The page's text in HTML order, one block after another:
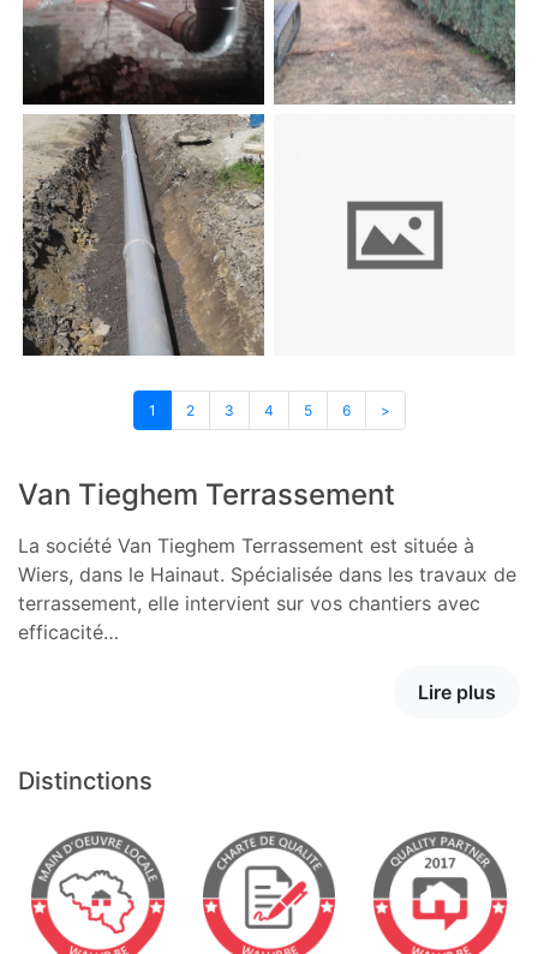
1 2 3 4 5 6 >
Van Tieghem Terrassement
La société Van Tieghem Terrassement est située à
Wiers, dans le Hainaut. Spécialisée dans les travaux de
terrassement, elle intervient sur vos chantiers avec
efficacité…
Lire plus
Distinctions